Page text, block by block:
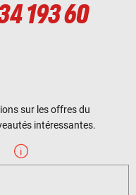
193 60
sur les offres du
intéressantes.